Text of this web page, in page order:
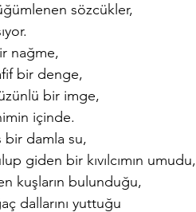
sözcükler,
nağme,
bir denge,
bir imge,
içinde.
bir damla su,
giden bir kıvılcımın umudu,
kuşların bulunduğu,
dallarını yuttuğu